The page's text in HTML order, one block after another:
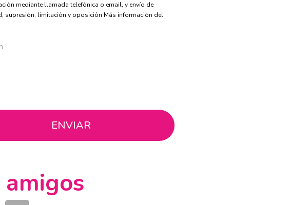
mediante llamada telefónica o email, y envío de
supresión, limitación y oposición Más información del